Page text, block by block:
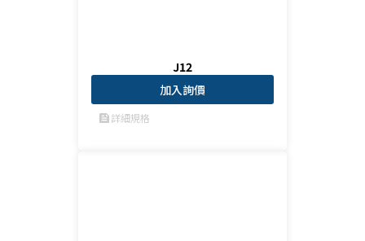
J12
加入詢價
feed詳細規格